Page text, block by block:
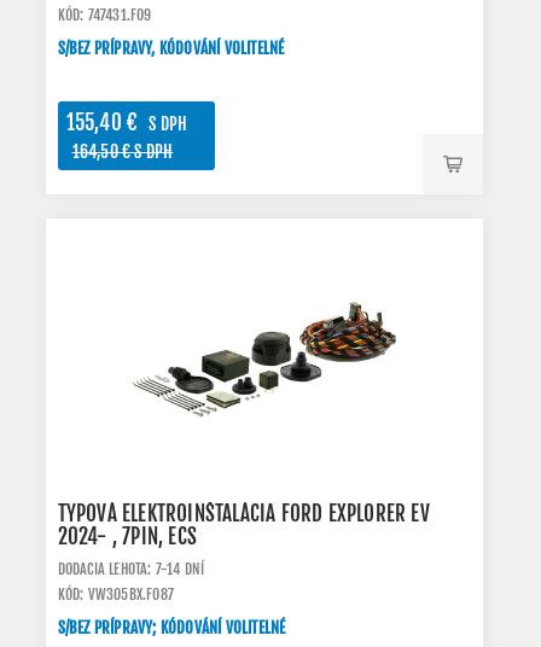
KÓD: 747431.FO9
S/BEZ PRÍPRAVY, KÓDOVÁNÍ VOLITELNÉ
155,40 €
S DPH
164,50 € S DPH
TYPOVÁ ELEKTROINŠTALÁCIA FORD EXPLORER EV
2024- , 7PIN, ECS
DODACIA LEHOTA: 7-14 DNÍ
KÓD: VW305BX.FO87
S/BEZ PRÍPRAVY; KÓDOVÁNÍ VOLITELNÉ